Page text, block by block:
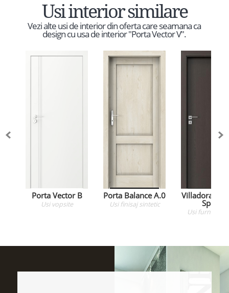
Usi interior similare
Vezi alte usi de interior din oferta care seamana ca
design cu usa de interior "Porta Vector V".
Porta Vector B
Usi vopsite
Porta Balance A.0
Usifinisaj sintetic
Villadora
Space
Usifurnir